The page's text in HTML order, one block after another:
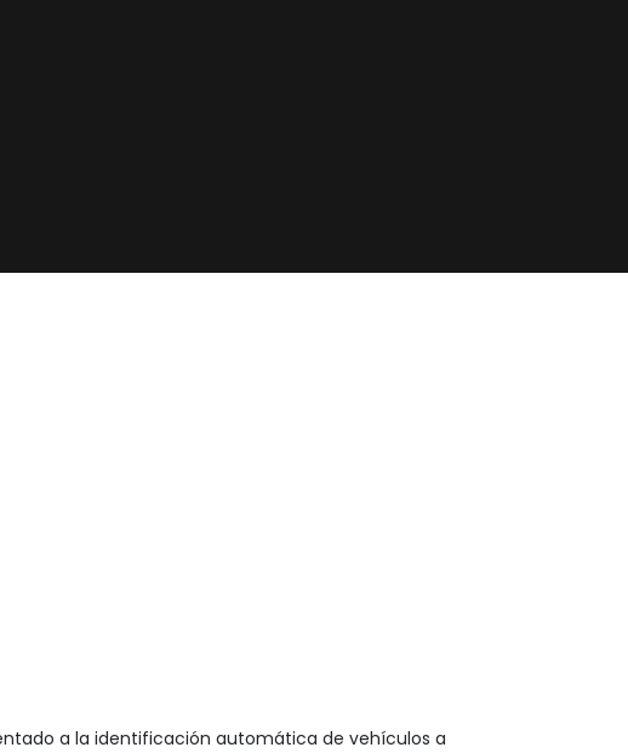
a la identificación automática de vehículos a